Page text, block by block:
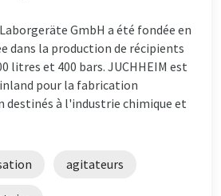
GmbH a été fondée en
dans la production de récipients
litres et 400 bars. JUCHHEIM est
pour la fabrication
destinés à l'industrie chimique et
agitateurs